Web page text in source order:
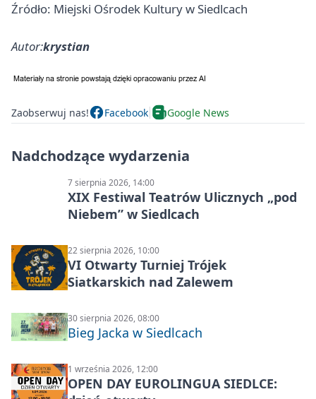
Źródło: Miejski Ośrodek Kultury w Siedlcach
Autor:krystian
Zaobserwuj nas! Facebook Google News
Nadchodzące wydarzenia
7 sierpnia 2026, 14:00
XIX Festiwal Teatrów Ulicznych „pod
Niebem” w Siedlcach
22 sierpnia 2026, 10:00
VI Otwarty Turniej Trójek
Siatkarskich nad Zalewem
30 sierpnia 2026, 08:00
Bieg Jacka w Siedlcach
1 września 2026, 12:00
OPEN DAY EUROLINGUA SIEDLCE: